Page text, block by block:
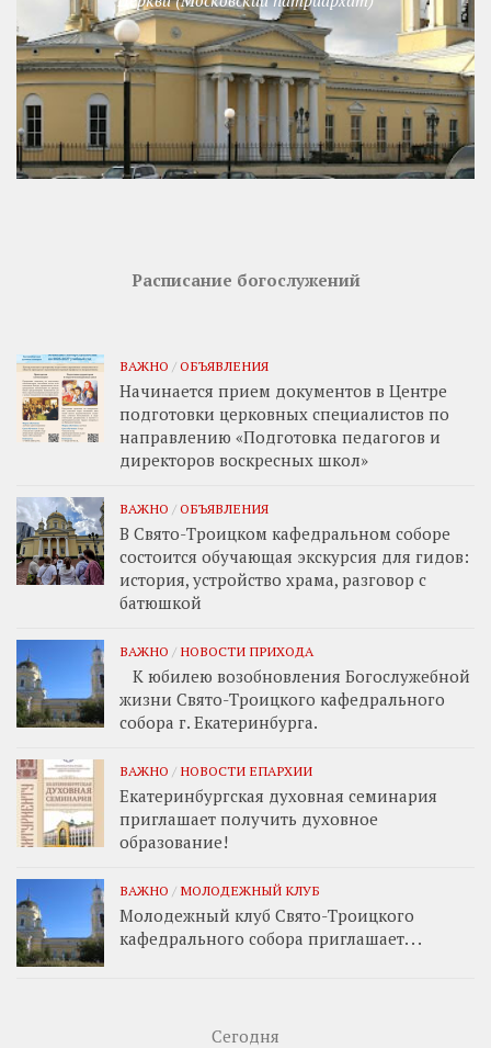
Расписание богослужений
ВАЖНО / ОБЪЯВЛЕНИЯ
Начинается прием документов в Центре
подготовки церковных специалистов по
направлению «Подготовка педагогов и
директоров воскресных школ»
ВАЖНО / ОБЪЯВЛЕНИЯ
В Свято-Троицком кафедральном соборе
состоится обучающая экскурсия для гидов:
история, устройство храма, разговор с
батюшкой
ВАЖНО / НОВОСТИ ПРИХОДА
К юбилею возобновления Богослужебной
жизни Свято-Троицкого кафедрального
собора г. Екатеринбурга.
ВАЖНО / НОВОСТИ ЕПАРХИИ
Екатеринбургская духовная семинария
приглашает получить духовное
образование!
ВАЖНО / МОЛОДЕЖНЫЙ КЛУБ
Молодежный клуб Свято-Троицкого
кафедрального собора приглашает. . .
Сегодня